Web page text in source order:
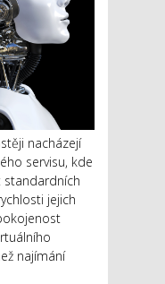
nacházejí
servisu, kde
standardních
jejich
najímání